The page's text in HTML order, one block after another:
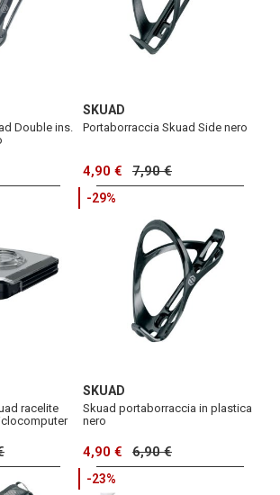
Double ins.
SKUAD
Portaborraccia Skuad Side nero
4,90 € 7,90 €
racelite
-29%
SKUAD
Skuad portaborraccia in plastica
nero
4,90 € 6,90 €
-23%